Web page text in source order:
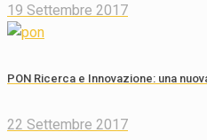
19 Settembre 2017
PON Ricerca e Innovazione: una
22 Settembre 2017